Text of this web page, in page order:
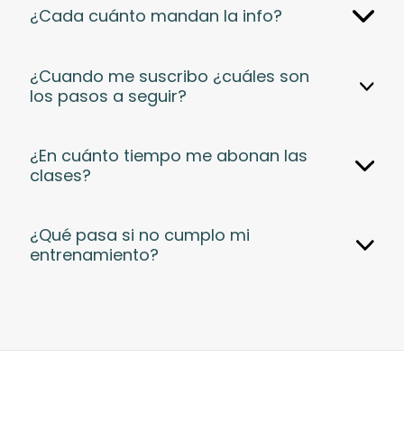
¿Cada cuánto mandan la info?
¿Cuando me suscribo ¿cuáles son
los pasos a seguir?
¿En cuánto tiempo me abonan las
clases?
¿Qué pasa si no cumplo mi
entrenamiento?